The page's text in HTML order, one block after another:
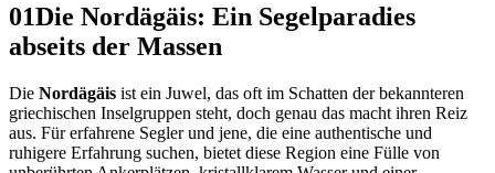
01Die Nordägäis: Ein Segelparadies
abseits der Massen
Die Nordägäis ist ein Juwel, das oft im Schatten der bekannteren
griechischen Inselgruppen steht, doch genau das macht ihren Reiz
aus. Für erfahrene Segler und jene, die eine authentische und
ruhigere Erfahrung suchen, bietet diese Region eine Fülle von